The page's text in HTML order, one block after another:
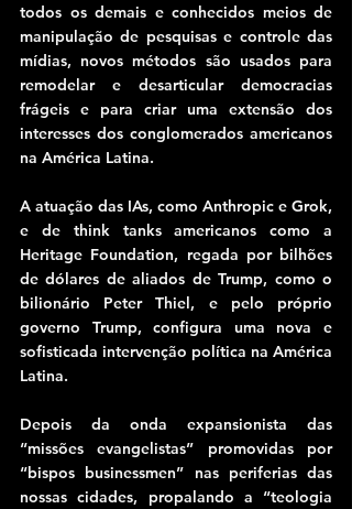
todos os demais e conhecidos meios de
manipulação de pesquisas e controle das
mídias, novos métodos são usados para
remodelar e desarticular democracias
frágeis e para criar uma extensão dos
interesses dos conglomerados americanos
na América Latina.
A atuação das IAs, como Anthropic e Grok,
e de think tanks americanos como a
Heritage Foundation, regada por bilhões
de dólares de aliados de Trump, como o
bilionário Peter Thiel, e pelo próprio
governo Trump, configura uma nova e
sofisticada intervenção política na América
Latina.
Depois da onda expansionista das
“missões evangelistas” promovidas por
“bispos businessmen” nas periferias das
nossas cidades, propalando a “teologia